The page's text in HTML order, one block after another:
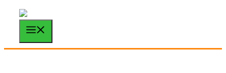
Saltar
contenido